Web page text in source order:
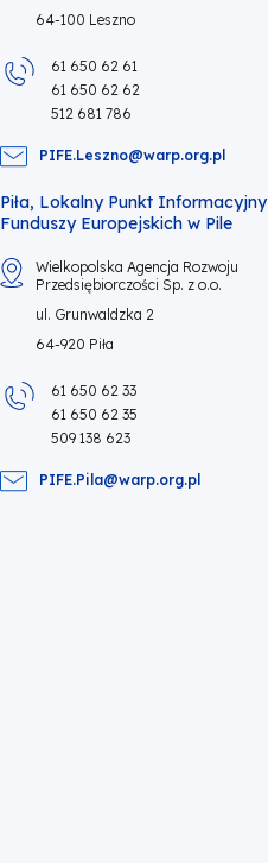
64-100 Leszno
61 650 62 61
61 650 62 62
512 681 786
PIFE.Leszno@warp.org.pl
Piła, Lokalny Punkt Informacyjny
Funduszy Europejskich w Pile
Wielkopolska Agencja Rozwoju
Przedsiębiorczości Sp. z o.o.
ul. Grunwaldzka 2
64-920 Piła
61 650 62 33
61 650 62 35
509 138 623
PIFE.Pila@warp.org.pl